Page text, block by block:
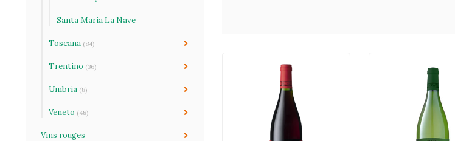
Santa Maria La Nave
Toscana (84)
Trentino (36)
Umbria (8)
Veneto (48)
Vins rouges